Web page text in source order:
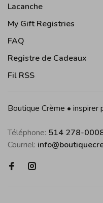
Lacanche
My Gift Registries
FAQ
Registre de Cadeaux
Fil RSS
Boutique Crème • inspirer
Téléphone: 514 278-
Courriel: